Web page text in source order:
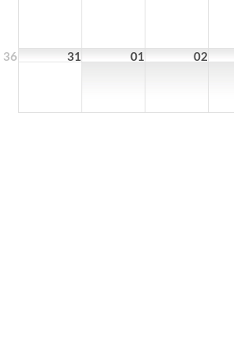
36 31 01 02